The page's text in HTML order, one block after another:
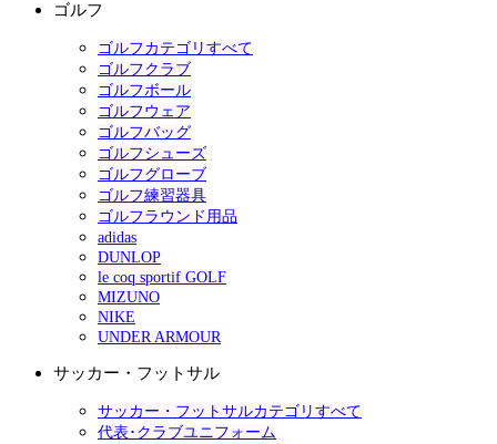
ゴルフ
ゴルフカテゴリすべて
ゴルフクラブ
ゴルフボール
ゴルフウェア
ゴルフバッグ
ゴルフシューズ
ゴルフグローブ
ゴルフ練習器具
ゴルフラウンド用品
adidas
DUNLOP
le coq sportif GOLF
MIZUNO
NIKE
UNDER ARMOUR
サッカー・フットサル
サッカー・フットサルカテゴリすべて
代表･クラブユニフォーム